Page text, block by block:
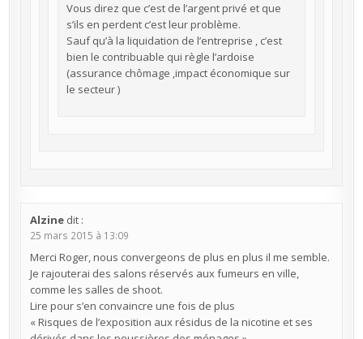
Vous direz que c’est de l’argent privé et que
s’ils en perdent c’est leur problème.
Sauf qu’à la liquidation de l’entreprise , c’est
bien le contribuable qui règle l’ardoise
(assurance chômage ,impact économique sur
le secteur )
Alzine dit :
25 mars 2015 à 13:09
Merci Roger, nous convergeons de plus en plus il me semble.
Je rajouterai des salons réservés aux fumeurs en ville,
comme les salles de shoot.
Lire pour s’en convaincre une fois de plus
« Risques de l’exposition aux résidus de la nicotine et ses